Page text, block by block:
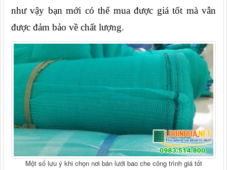
như vậy bạn mới có thể mua được giá tốt mà vẫn
được đảm bảo về chất lượng.
Một số lưu ý khi chọn nơi bán lưới bao che công trình giá tốt